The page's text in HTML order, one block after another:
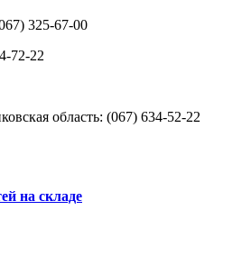
325-67-00
72-22
область: (067) 634-52-22
на складе